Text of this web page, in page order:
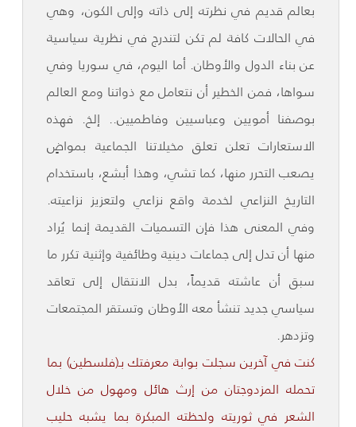
بعالم قديم في نظرته إلى ذاته وإلى الكون، وهي
في الحالات كافة لم تكن لتندرج في نظرية سياسية
عن بناء الدول والأوطان. أما اليوم، في سوريا وفي
سواها، فمن الخطير أن نتعامل مع ذواتنا ومع العالم
بوصفنا أمويين وعباسيين وفاطميين.. إلخ. فهذه
الاستعارات تعلن تعلق مخيلاتنا الجماعية بمواضٍ
يصعب التحرر منها، كما تشي، وهذا أبشع، باستخدام
التاريخ النزاعي لخدمة واقع نزاعي ولتعزيز نزاعيته.
وفي المعنى هذا فإن التسميات القديمة إنما يُراد
منها أن تدل إلى جماعات دينية وطائفية وإثنية تكرر ما
سبق أن عاشته قديماً، بدل الانتقال إلى تعاقد
سياسي جديد تنشأ معه الأوطان وتستقر المجتمعات
وتزدهر.
كنت في آخرين سجلت بوابة معرفتك بـ(فلسطين) بما
تحمله المزدوجتان من إرث هائل ومهول من خلال
الشعر في ثوريته ولحظته المبكرة بما يشبه حليب